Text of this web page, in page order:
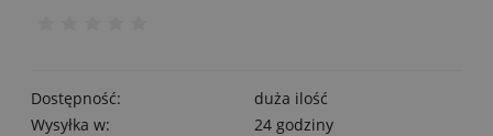
Dostępność:
duża ilość
Wysyłka w:
24 godziny